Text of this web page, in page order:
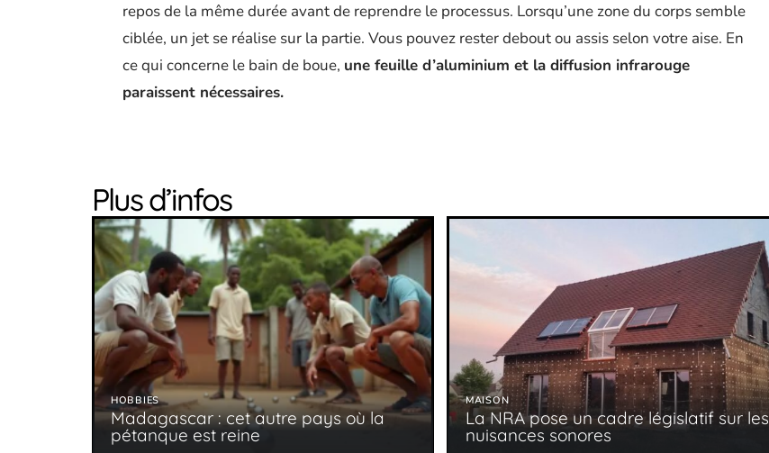
repos de la même durée avant de reprendre le processus. Lorsqu’une zone du corps semble
ciblée, un jet se réalise sur la partie. Vous pouvez rester debout ou assis selon votre aise. En
ce qui concerne le bain de boue, une feuille d’aluminium et la diffusion infrarouge
paraissent nécessaires.
Plus d’infos
HOBBIES
Madagascar : cet autre pays où la
pétanque est reine
MAISON
La NRA pose un cadre législatif sur les
nuisances sonores